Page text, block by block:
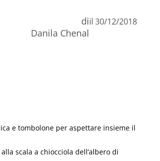
di
Danila Chenal
il 30/12/2018
e tombolone per aspettare insieme il
scala a chiocciola dell’albero di